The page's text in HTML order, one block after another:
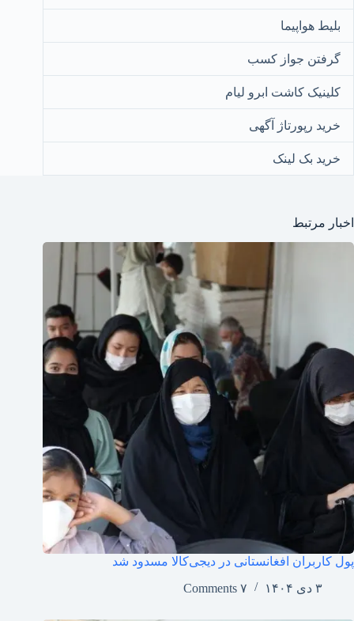
بلیط هواپیما
گرفتن جواز کسب
کلینیک کاشت ابرو لیام
خرید رپورتاژ آگهی
خرید بک لینک
اخبار مرتبط
پول کاربران افغانستانی در دیجی‌کالا مسدود شد
۳ دی ۱۴۰۴
۷ Comments